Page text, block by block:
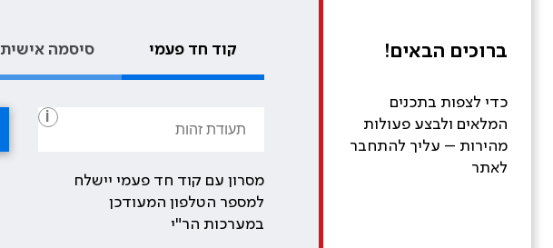
ברוכים הבאים!
כדי לצפות בתכנים
המלאים ולבצע פעולות
מהירות – עליך להתחבר
לאתר
קוד חד פעמי סיסמה אישית
i
מסרון עם קוד חד פעמי יישלח
למספר הטלפון המעודכן
במערכות הר"י